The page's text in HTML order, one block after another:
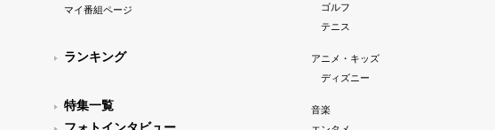
マイ番組ページ
ランキング
特集一覧
ゴルフ
テニス
アニメ・キッズ
ディズニー
音楽